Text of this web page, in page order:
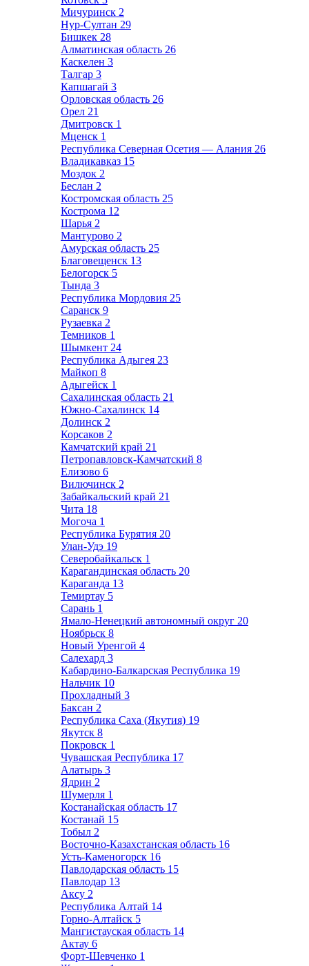
Мичуринск 2
Нур-Султан 29
Бишкек 28
Алматинская область 26
Каскелен 3
Талгар 3
Капшагай 3
Орловская область 26
Орел 21
Дмитровск 1
Мценск 1
Республика Северная Осетия — Алания 26
Владикавказ 15
Моздок 2
Беслан 2
Костромская область 25
Кострома 12
Шарья 2
Мантурово 2
Амурская область 25
Благовещенск 13
Белогорск 5
Тында 3
Республика Мордовия 25
Саранск 9
Рузаевка 2
Темников 1
Шымкент 24
Республика Адыгея 23
Майкоп 8
Адыгейск 1
Сахалинская область 21
Южно-Сахалинск 14
Долинск 2
Корсаков 2
Камчатский край 21
Петропавловск-Камчатский 8
Елизово 6
Вилючинск 2
Забайкальский край 21
Чита 18
Могоча 1
Республика Бурятия 20
Улан-Удэ 19
Северобайкальск 1
Карагандинская область 20
Караганда 13
Темиртау 5
Сарань 1
Ямало-Ненецкий автономный округ 20
Ноябрьск 8
Новый Уренгой 4
Салехард 3
Кабардино-Балкарская Республика 19
Нальчик 10
Прохладный 3
Баксан 2
Республика Саха (Якутия) 19
Якутск 8
Покровск 1
Чувашская Республика 17
Алатырь 3
Ядрин 2
Шумерля 1
Костанайская область 17
Костанай 15
Тобыл 2
Восточно-Казахстанская область 16
Усть-Каменогорск 16
Павлодарская область 15
Павлодар 13
Аксу 2
Республика Алтай 14
Горно-Алтайск 5
Мангистауская область 14
Актау 6
Форт-Шевченко 1